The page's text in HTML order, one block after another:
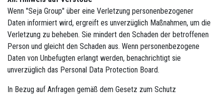
Wenn "Seja Group" über eine Verletzung personenbezogener
Daten informiert wird, ergreift es unverzüglich Maßnahmen, um die
Verletzung zu beheben. Sie mindert den Schaden der betroffenen
Person und gleicht den Schaden aus. Wenn personenbezogene
Daten von Unbefugten erlangt werden, benachrichtigt sie
unverzüglich das Personal Data Protection Board.
In Bezug auf Anfragen gemäß dem Gesetz zum Schutz